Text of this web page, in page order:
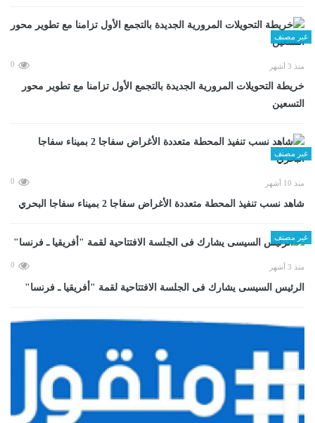
غير مصنف
منذ 3 أشهر 0
خريطة التحويلات المرورية الجديدة بالتجمع الأول تزامنا مع تطوير محور
التسعين
غير مصنف
منذ 10 أشهر 0
شاهد نسب تنفيذ المحطة متعددة الأغراض سفاجا 2 بميناء سفاجا البحري
غير مصنف
منذ 3 أشهر 0
الرئيس السيسى يشارك فى الجلسة الافتتاحية لقمة "أفريقيا ـ فرنسا"